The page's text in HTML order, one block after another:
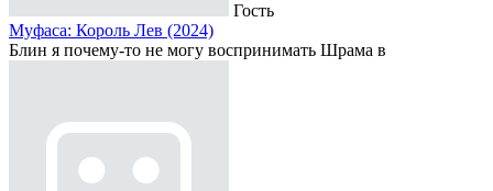
Гость
Муфаса: Король Лев (2024)
Блин я почему-то не могу воспринимать Шрама в